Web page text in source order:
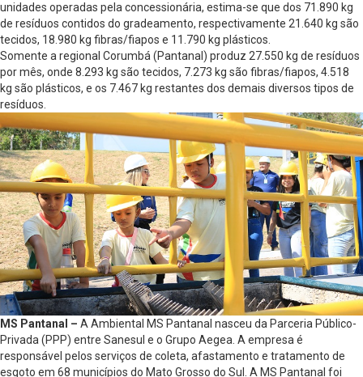
unidades operadas pela concessionária, estima-se que dos 71.890 kg
de resíduos contidos do gradeamento, respectivamente 21.640 kg são
tecidos, 18.980 kg fibras/fiapos e 11.790 kg plásticos.
Somente a regional Corumbá (Pantanal) produz 27.550 kg de resíduos
por mês, onde 8.293 kg são tecidos, 7.273 kg são fibras/fiapos, 4.518
kg são plásticos, e os 7.467 kg restantes dos demais diversos tipos de
resíduos.
MS Pantanal – A Ambiental MS Pantanal nasceu da Parceria Público-
Privada (PPP) entre Sanesul e o Grupo Aegea. A empresa é
responsável pelos serviços de coleta, afastamento e tratamento de
esgoto em 68 municípios do Mato Grosso do Sul. A MS Pantanal foi